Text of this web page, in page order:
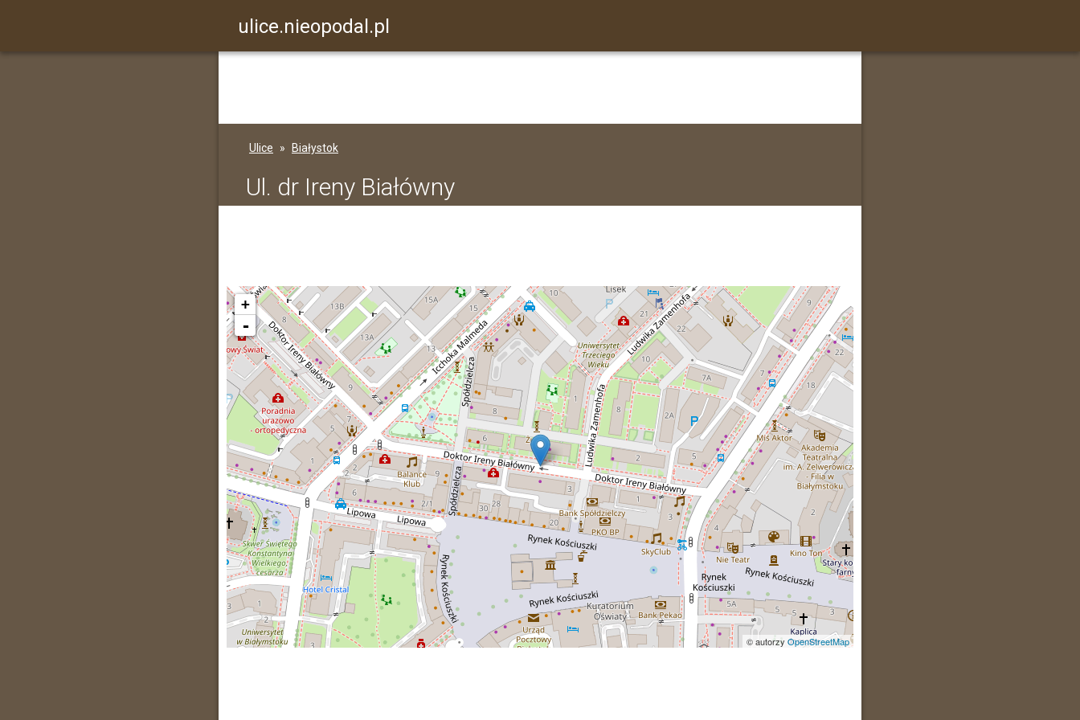
ulice.nieopodal.pl
Ulice Białystok
Ul. dr Ireny Białówny
+
-
© autorzy OpenStreetMap